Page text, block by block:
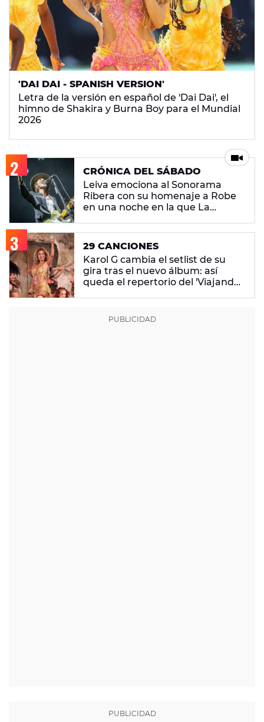
'DAI DAI - SPANISH VERSION'
Letra de la versión en español de 'Dai Dai', el
himno de Shakira y Burna Boy para el Mundial
2026
CRÓNICA DEL SÁBADO
Leiva emociona al Sonorama
Ribera con su homenaje a Robe
en una noche en la que La
29 CANCIONES
Karol G cambia el setlist de su
gira tras el nuevo álbum: así
queda el repertorio del 'Viajando